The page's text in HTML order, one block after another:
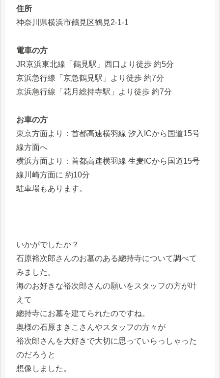
住所
神奈川県横浜市鶴見区鶴見2-1-1
電車の方
JR京浜東北線「鶴見駅」西口より徒歩 約5分
京浜急行線「京急鶴見駅」より徒歩 約7分
京浜急行線「花月総持寺駅」より徒歩 約7分
お車の方
東京方面より：首都高速横羽線 汐入ICから国道15号
線方面へ
横浜方面より：首都高速横羽線 生麦ICから国道15号
線川崎方面に 約10分
駐車場もあります。
いかがでしたか？
石原裕次郎さんのお墓のある總持寺について調べて
みました。
海のお好きな裕次郎さんの願いをスタッフの方が叶
えて
總持寺にお墓を建てられたのですね。
奥様の石原まきこさんやスタッフの方々が
裕次郎さんを大好きで大切に思っていらっしゃった
のだろうと
想像しました。